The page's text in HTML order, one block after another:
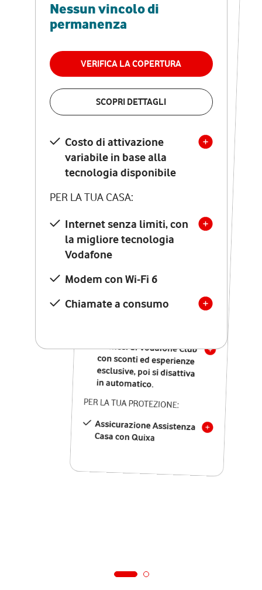
Nessun vincolo di
permanenza
VERIFICA LA COPERTURA
SCOPRI DETTAGLI
Costo di attivazione
variabile in base alla
tecnologia disponibile
PER LA TUA CASA:
Internet senza limiti, con
la migliore tecnologia
Vodafone
Modem con Wi-Fi 6
Chiamate a consumo
RETE FISSA + VODAFONE CLUB
29,95€
permanenza
VERIFICA LA COPERTURA
Costo di attivazione
variabile in base alla
tecnologia disponibile
PER LA TUA CASA:
Internet senza limiti, con
la migliore tecnologia
Vodafone
Modem Seven con Wi-Fi 7
Chiamate illimitate verso
numeri fissi e mobili
nazionali
12 mesi di Vodafone Club
con sconti ed esperienze
esclusive, poi si disattiva
in automatico.
PER LA TUA PROTEZIONE:
Assicurazione Assistenza
Casa con Quixa